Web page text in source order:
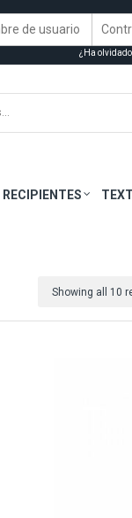
¿Ha
RECIPIENTES
Showing all 10